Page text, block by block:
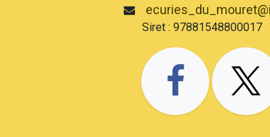
Siret : 97881548800017